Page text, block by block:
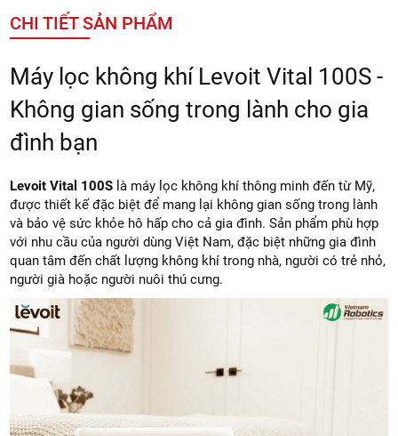
CHI TIẾT SẢN PHẨM
Máy lọc không khí Levoit Vital 100S -
Không gian sống trong lành cho gia
đình bạn
Levoit Vital 100S là máy lọc không khí thông minh đến từ Mỹ,
được thiết kế đặc biệt để mang lại không gian sống trong lành
và bảo vệ sức khỏe hô hấp cho cả gia đình. Sản phẩm phù hợp
với nhu cầu của người dùng Việt Nam, đặc biệt những gia đình
quan tâm đến chất lượng không khí trong nhà, người có trẻ nhỏ,
người già hoặc người nuôi thú cưng.